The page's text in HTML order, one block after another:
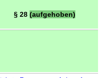
§ 28 (aufgehoben)